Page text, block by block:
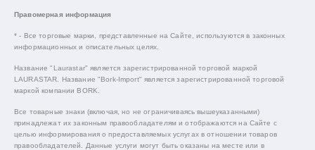
Правомерная информация
* - Все торговые марки, представленные на Сайте, используются в законных
информационных и описательных целях.
Название "Laurastar" является зарегистрированной торговой маркой
LAURASTAR. Название "Bork-Import" является зарегистрированной торговой
маркой компании BORK.
Все товарные знаки (включая, но не ограничиваясь вышеуказанными)
принадлежат их законным правообладателям и отображаются на Сайте с
целью информирования о предоставляемых услугах в отношении товаров
правообладателей. Данные услуги могут быть оказаны на месте или в